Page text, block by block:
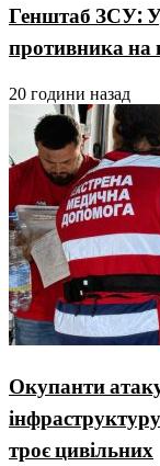
Генштаб ЗСУ:
противника на
20 години назад
Окупанти
троє цивільних